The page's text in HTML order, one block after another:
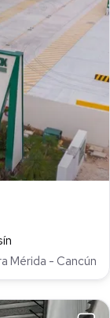
Mérida - Cancún